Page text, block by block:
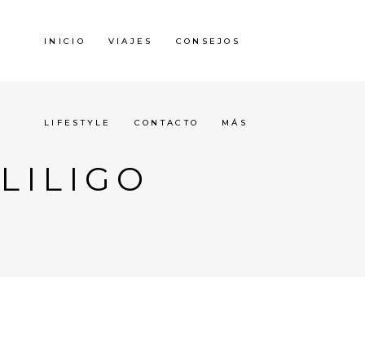
INICIO VIAJES CONSEJOS
LIFESTYLE CONTACTO MÁS
LILIGO